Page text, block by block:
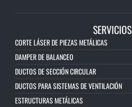
SERVICIOS
CORTE LÁSER DE PIEZAS METÁLICAS
DAMPER DE BALANCEO
DUCTOS DE SECCIÓN CIRCULAR
DUCTOS PARA SISTEMAS DE VENTILACIÓN
ESTRUCTURAS METÁLICAS